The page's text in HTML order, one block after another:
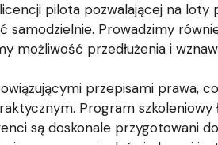
pilota pozwalającej na
Prowadzimy
przedłużenia i
przepisami prawa,
Program
są doskonale przygotowani